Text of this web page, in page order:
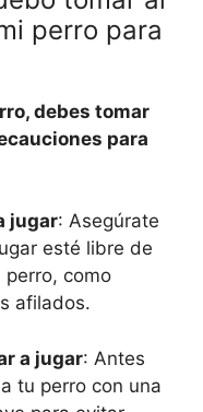
perro para
debes tomar
para
jugar: Asegúrate
esté libre de
perro, como
afilados.
a jugar: Antes
tu perro con una